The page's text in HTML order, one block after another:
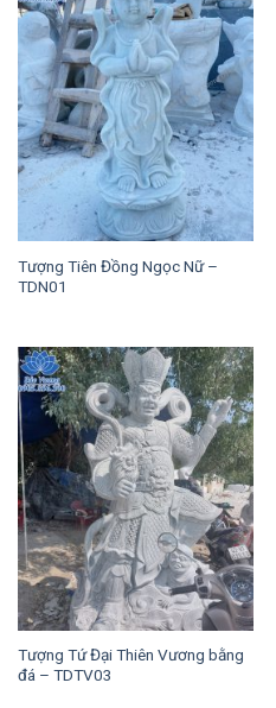
Tượng Tiên Đồng Ngọc Nữ –
TDN01
Tượng Tứ Đại Thiên Vương bằng
đá – TDTV03